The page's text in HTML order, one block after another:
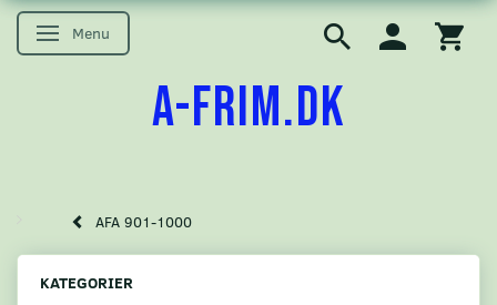
Skifte navigation
Menu
A-FRIM.DK
AFA 901-1000
KATEGORIER